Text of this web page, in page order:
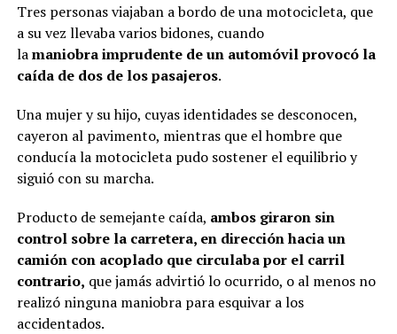
Tres personas viajaban a bordo de una motocicleta, que
a su vez llevaba varios bidones, cuando
lamaniobra imprudente de un automóvil provocó la
caída de dos de los pasajeros.
Una mujer y su hijo, cuyas identidades se desconocen,
cayeron al pavimento, mientras que el hombre que
conducía la motocicleta pudo sostener el equilibrio y
siguió con su marcha.
Producto de semejante caída, ambos giraron sin
control sobre la carretera, en dirección hacia un
camión con acoplado que circulaba por el carril
contrario, que jamás advirtió lo ocurrido, o al menos no
realizó ninguna maniobra para esquivar a los
accidentados.